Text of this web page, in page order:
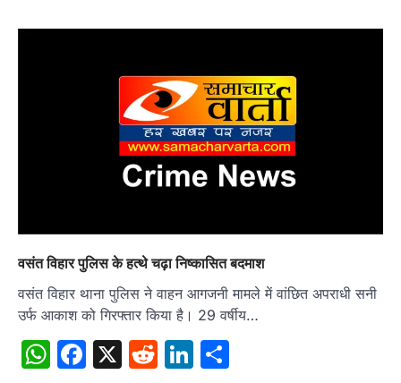
वसंत विहार पुलिस के हत्थे चढ़ा निष्कासित बदमाश
वसंत विहार थाना पुलिस ने वाहन आगजनी मामले में वांछित अपराधी सनी
उर्फ आकाश को गिरफ्तार किया है। 29 वर्षीय…
WhatsApp
Facebook
X RedditLinkedIn